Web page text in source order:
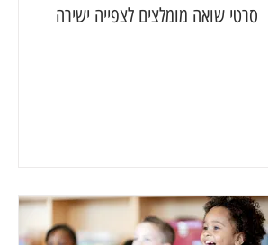
סרטי שואה מומלצים לצפייה ישירה